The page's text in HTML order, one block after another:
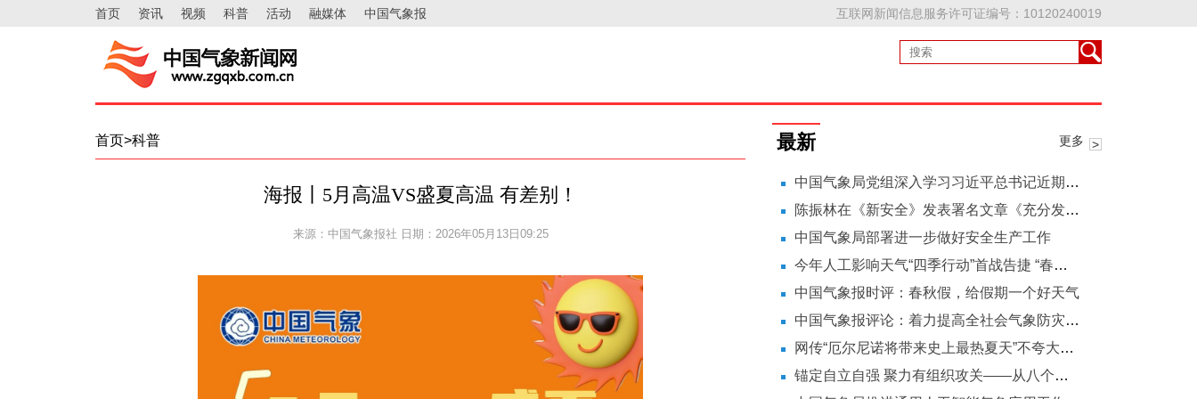
首页 资讯 视频 科普 活动 融媒体 中国气象报 互联网新闻信息服务许可证编号：10120240019
首页>科普
海报丨5月高温VS盛夏高温 有差别！
来源：中国气象报社 日期：2026年05月13日09:25
最新 更多
中国气象局党组深入学习习近平总书记近期重要讲话重要指示精神研究部署贯彻落实工作
陈振林在《新安全》发表署名文章《充分发挥气象防灾减灾第一道防线作用》
中国气象局部署进一步做好安全生产工作
今年人工影响天气“四季行动”首战告捷 “春润”行动累计增雨近5.2亿吨
中国气象报时评：春秋假，给假期一个好天气
中国气象报评论：着力提高全社会气象防灾减灾能力
网传“厄尔尼诺将带来史上最热夏天”不夸大不焦虑！气候专家拆解今夏高温趋势
锚定自立自强 聚力有组织攻关——从八个问题解析《加强有组织气象科技攻关工作方案》